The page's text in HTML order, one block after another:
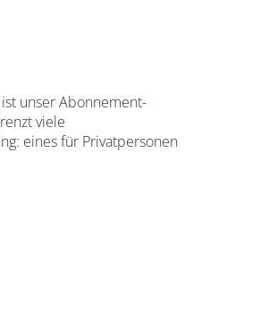
unser Abonnement-
viele
eines für Privatpersonen